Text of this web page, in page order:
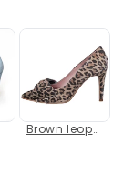
Brown leopard